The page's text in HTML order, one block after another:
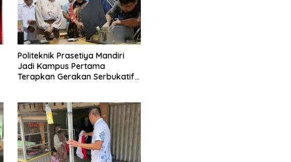
Politeknik Prasetiya Mandiri
Jadi Kampus Pertama
Terapkan Gerakan Serbukatif